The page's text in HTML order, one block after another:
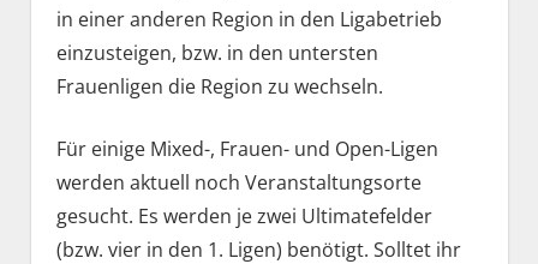
in einer anderen Region in den Ligabetrieb
einzusteigen, bzw. in den untersten
Frauenligen die Region zu wechseln.
Für einige Mixed-, Frauen- und Open-Ligen
werden aktuell noch Veranstaltungsorte
gesucht. Es werden je zwei Ultimatefelder
(bzw. vier in den 1. Ligen) benötigt. Solltet ihr